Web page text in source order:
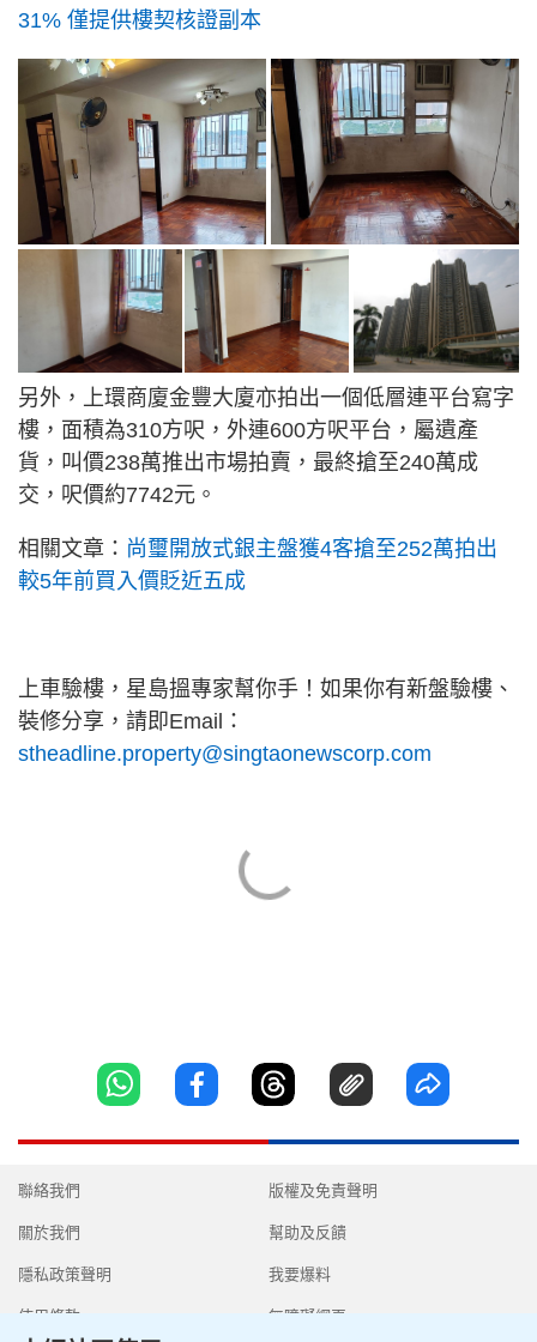
31% 僅提供樓契核證副本
另外，上環商廈金豐大廈亦拍出一個低層連平台寫字
樓，面積為310方呎，外連600方呎平台，屬遺產
貨，叫價238萬推出市場拍賣，最終搶至240萬成
交，呎價約7742元。
相關文章： 尚璽開放式銀主盤獲4客搶至252萬拍出
較5年前買入價貶近五成
上車驗樓，星島搵專家幫你手！如果你有新盤驗樓、
裝修分享，請即Email：
stheadline.property@singtaonewscorp.com
聯絡我們
關於我們
隱私政策聲明
使用條款
版權及免責聲明
幫助及反饋
我要爆料
無障礙網頁